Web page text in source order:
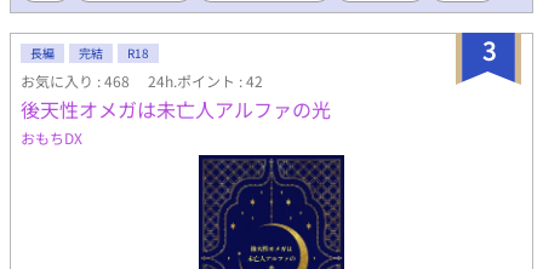
3
長編 完結 R18
お気に入り : 468 24h.ポイント : 42
後天性オメガは未亡人アルファの光
おもちDX